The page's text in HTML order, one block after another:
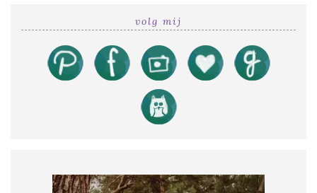
volg mij